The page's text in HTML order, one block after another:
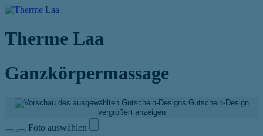
Therme Laa
Ganzkörpermassage
Gutschein-Design
vergrößert anzeigen
Foto auswählen